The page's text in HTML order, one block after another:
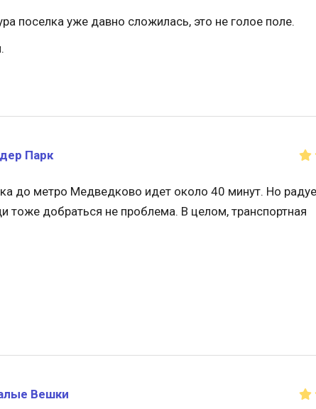
поселка уже давно сложилась, это не голое поле.
Парк
до метро Медведково идет около 40 минут. Но
тоже добраться не проблема. В целом, транспортная
Вешки